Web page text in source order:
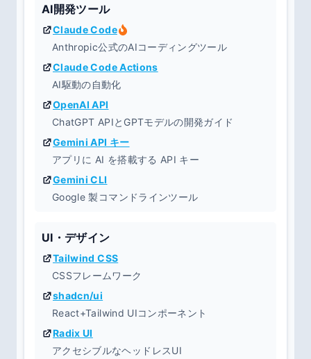
AI開発ツール
Claude Code
Anthropic公式のAIコーディングツール
Claude Code Actions
AI駆動の自動化
OpenAI API
ChatGPT APIとGPTモデルの開発ガイド
Gemini API キー
アプリに AI を搭載する API キー
Gemini CLI
Google 製コマンドラインツール
UI・デザイン
Tailwind CSS
CSSフレームワーク
shadcn/ui
React+Tailwind UIコンポーネント
Radix UI
アクセシブルなヘッドレスUI